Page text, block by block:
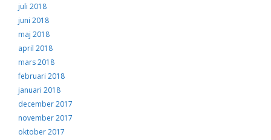
juli 2018
juni 2018
maj 2018
april 2018
mars 2018
februari 2018
januari 2018
december 2017
november 2017
oktober 2017